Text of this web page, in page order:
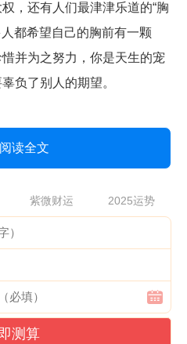
，还有人们最津津乐道的“胸
人都希望自己的胸前有一颗
并为之努力，你是天生的宠
负了别人的期望。
读全文
紫微财运 2025运势
测算